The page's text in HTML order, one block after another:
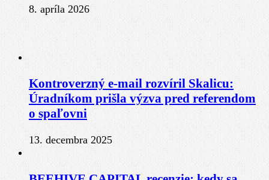
8. apríla 2026
Kontroverzný e-mail rozvíril Skalicu:
Úradníkom prišla výzva pred referendom
o spaľovni
13. decembra 2025